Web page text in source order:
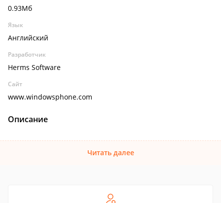
0.93Мб
Язык
Английский
Разработчик
Herms Software
Сайт
www.windowsphone.com
Описание
Читать далее